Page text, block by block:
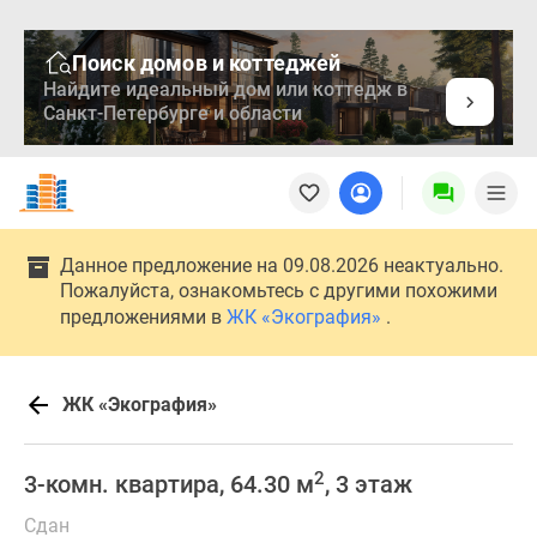
Поиск домов и коттеджей
Найдите идеальный дом или коттедж в
Санкт-Петербурге и области
Новостройки
Квартиры
Ипотека
Медиа
проекте
Дзен
Продавцы
Данное предложение на 09.08.2026 неактуально.
Пожалуйста, ознакомьтесь с другими похожими
предложениями в ЖК «Экография» .
ЖК «Экография»
3-комн. квартира, 64.30 м2, 3 этаж
Сдан